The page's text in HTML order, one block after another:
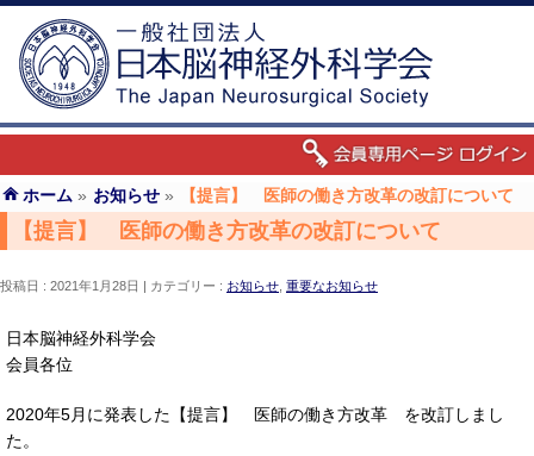
ホーム » お知らせ » 【提言】 医師の働き方改革の改訂について
【提言】 医師の働き方改革の改訂について
投稿日 : 2021年1月28日 カテゴリー : お知らせ 重要なお知らせ
日本脳神経外科学会
会員各位
2020年5月に発表した【提言】 医師の働き方改革 を改訂しまし
た。